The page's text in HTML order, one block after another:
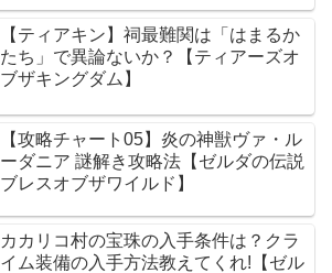
【ティアキン】祠最難関は「はまるか
たち」で異論ないか？【ティアーズオ
ブザキングダム】
【攻略チャート05】炎の神獣ヴァ・ル
ーダニア 謎解き攻略法【ゼルダの伝説
ブレスオブザワイルド】
カカリコ村の宝珠の入手条件は？クラ
イム装備の入手方法教えてくれ!【ゼル